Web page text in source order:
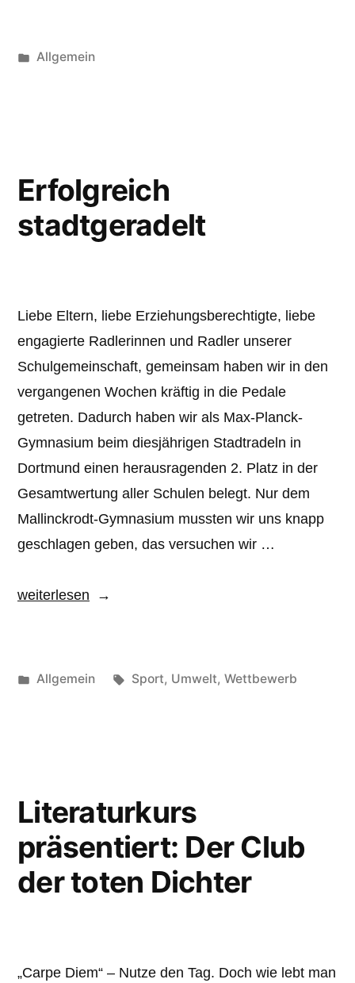
Veröffentlicht
Allgemein
Erfolgreich
stadtgeradelt
Liebe Eltern, liebe Erziehungsberechtigte, liebe
engagierte Radlerinnen und Radler unserer
Schulgemeinschaft, gemeinsam haben wir in den
vergangenen Wochen kräftig in die Pedale
getreten. Dadurch haben wir als Max-Planck-
Gymnasium beim diesjährigen Stadtradeln in
Dortmund einen herausragenden 2. Platz in der
Gesamtwertung aller Schulen belegt. Nur dem
Mallinckrodt-Gymnasium mussten wir uns knapp
geschlagen geben, das versuchen wir …
„Erfolgreich
weiterlesen
Veröffentlicht
Allgemein Schlagwörter:
Sport, Umwelt, Wettbewerb
Literaturkurs
präsentiert: Der Club
der toten Dichter
„Carpe Diem“ – Nutze den Tag. Doch wie lebt man